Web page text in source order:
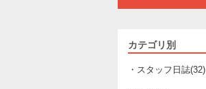
カテゴリ別
・スタッフ日誌(32)